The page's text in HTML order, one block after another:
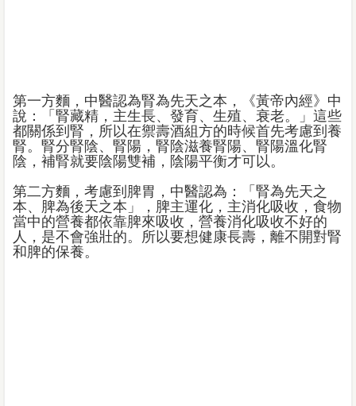
第一方麵，中醫認為腎為先天之本，《黃帝內經》中
說：「腎藏精，主生長、發育、生殖、衰老。」這些
都關係到腎，所以在禦壽酒組方的時候首先考慮到養
腎。腎分腎陰、腎陽，腎陰滋養腎陽、腎陽溫化腎
陰，補腎就要陰陽雙補，陰陽平衡才可以。
第二方麵，考慮到脾胃，中醫認為：「腎為先天之
本、脾為後天之本」，脾主運化，主消化吸收，食物
當中的營養都依靠脾來吸收，營養消化吸收不好的
人，是不會強壯的。所以要想健康長壽，離不開對腎
和脾的保養。